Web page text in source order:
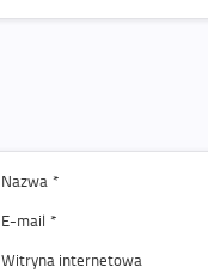
Nazwa *
E-mail *
Witryna internetowa